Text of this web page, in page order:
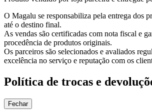
O Magalu se responsabiliza pela entrega dos
até o destino final.
As vendas são certificadas com nota fiscal e
procedência de produtos originais.
Os parceiros são selecionados e avaliados
excelência no serviço e reputação com os
Política de trocas e
Fechar